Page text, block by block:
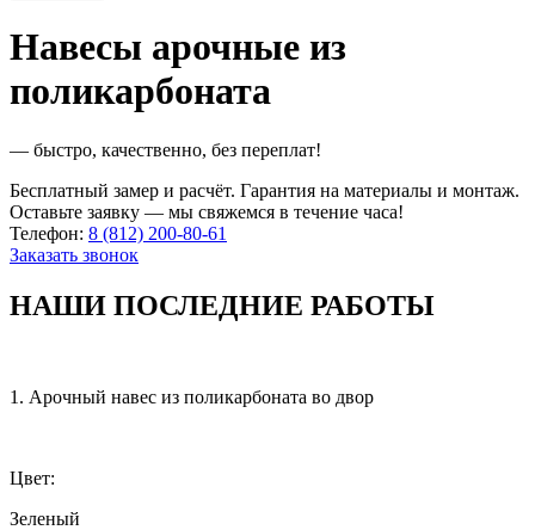
Навесы арочные из
поликарбоната
— быстро, качественно, без переплат!
Бесплатный замер и расчёт. Гарантия на материалы и монтаж.
Оставьте заявку — мы свяжемся в течение часа!
Телефон: 8 (812) 200-80-61
Заказать звонок
НАШИ ПОСЛЕДНИЕ РАБОТЫ
1. Арочный навес из поликарбоната во двор
Цвет:
Зеленый